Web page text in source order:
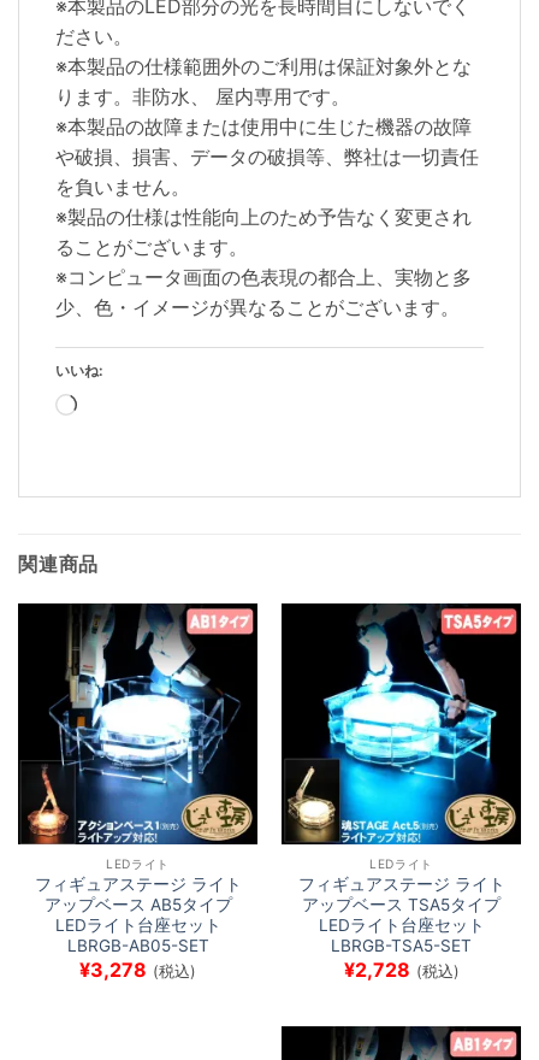
※本製品のLED部分の光を長時間目にしないでく
ださい。
※本製品の仕様範囲外のご利用は保証対象外とな
ります。非防水、 屋内専用です。
※本製品の故障または使用中に生じた機器の故障
や破損、損害、データの破損等、弊社は一切責任
を負いません。
※製品の仕様は性能向上のため予告なく変更され
ることがございます。
※コンピュータ画面の色表現の都合上、実物と多
少、色・イメージが異なることがございます。
いいね:
読
み
関連商品
LEDライト
フィギュアステージ ライト
アップベース AB5タイプ
LEDライト台座セット
LBRGB-AB05-SET
¥3,278 (税込)
LEDライト
フィギュアステージ ライト
アップベース TSA5タイプ
LEDライト台座セット
LBRGB-TSA5-SET
¥2,728 (税込)